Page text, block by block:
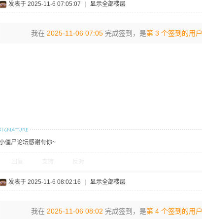
发表于 2025-11-6 07:05:07 显示全部楼层
我在 2025-11-06 07:05 完成签到，是第 3 个签到的用户
僵尸论坛感谢有你~
发表于 2025-11-6 08:02:16 显示全部楼层
我在 2025-11-06 08:02 完成签到，是第 4 个签到的用户